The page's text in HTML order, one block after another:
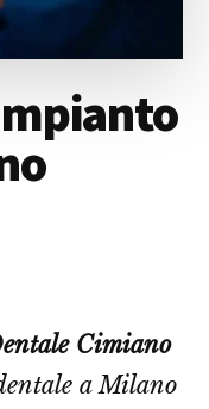
Cimiano
a Milano